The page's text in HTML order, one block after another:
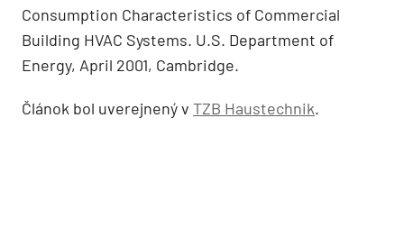
Consumption Characteristics of Commercial
Building HVAC Systems. U.S. Department of
Energy, April 2001, Cambridge.
Článok bol uverejnený v TZB Haustechnik.